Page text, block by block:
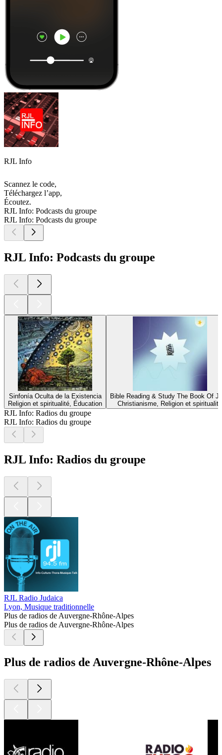
RJL Info
Scannez le code,
Téléchargez l’app,
Écoutez.
RJL Info: Podcasts du groupe
RJL Info: Podcasts du groupe
RJL Info: Podcasts du groupe
Sinfonía Oculta de la Existencia
Religion et spiritualité, Éducation
Bible Reading & Study The Book Of
Christianisme, Religion et spiritualité
RJL Info: Radios du groupe
RJL Info: Radios du groupe
RJL Info: Radios du groupe
RJL Radio Judaica
Lyon, Musique traditionnelle
Plus de radios de Auvergne-Rhône-Alpes
Plus de radios de Auvergne-Rhône-Alpes
Plus de radios de Auvergne-Rhône-Alpes